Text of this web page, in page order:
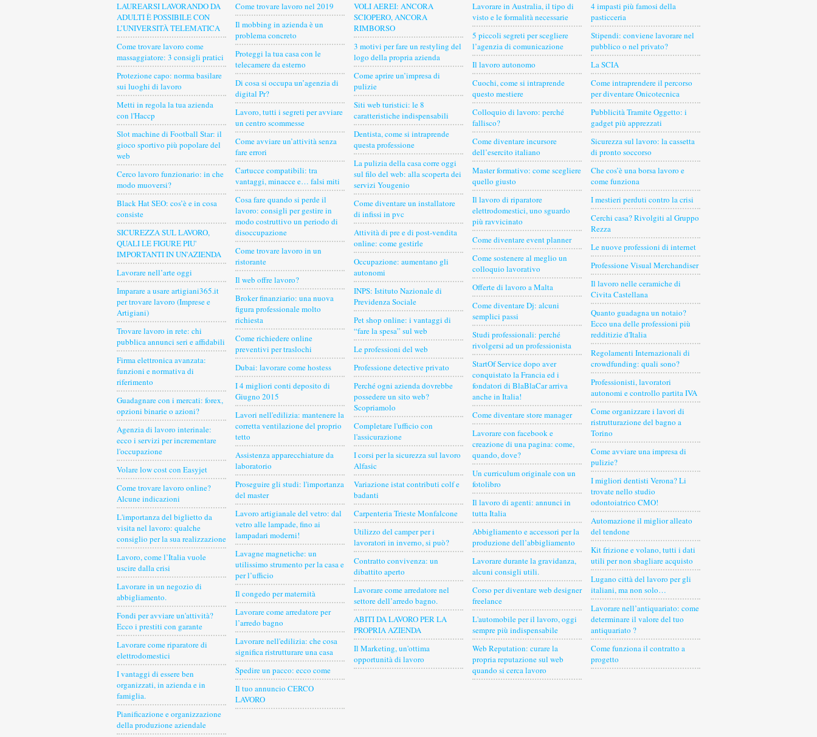
LAUREARSI LAVORANDO DA
ADULTI È POSSIBILE CON
L’UNIVERSITÀ TELEMATICA
Come trovare lavoro come
massaggiatore: 3 consigli pratici
Protezione capo: norma basilare
sui luoghi di lavoro
Metti in regola la tua azienda
con l'Haccp
Slot machine di Football Star: il
gioco sportivo più popolare del
web
Cerco lavoro funzionario: in che
modo muoversi?
Black Hat SEO: cos’è e in cosa
consiste
SICUREZZA SUL LAVORO,
QUALI LE FIGURE PIU'
IMPORTANTI IN UN'AZIENDA
Lavorare nell’arte oggi
Imparare a usare artigiani365.it
per trovare lavoro (Imprese e
Artigiani)
Trovare lavoro in rete: chi
pubblica annunci seri e affidabili
Firma elettronica avanzata:
funzioni e normativa di
riferimento
Guadagnare con i mercati: forex,
opzioni binarie o azioni?
Agenzia di lavoro interinale:
ecco i servizi per incrementare
l'occupazione
Volare low cost con Easyjet
Come trovare lavoro online?
Alcune indicazioni
L'importanza del biglietto da
visita nel lavoro: qualche
consiglio per la sua realizzazione
Lavoro, come l’Italia vuole
uscire dalla crisi
Lavorare in un negozio di
abbigliamento.
Fondi per avviare un'attività?
Ecco i prestiti con garante
Lavorare come riparatore di
elettrodomestici
I vantaggi di essere ben
organizzati, in azienda e in
famiglia.
Pianificazione e organizzazione
della produzione aziendale
Come trovare lavoro nel 2019
Il mobbing in azienda è un
problema concreto
Proteggi la tua casa con le
telecamere da esterno
Di cosa si occupa un’agenzia di
digital Pr?
Lavoro, tutti i segreti per avviare
un centro scommesse
Come avviare un’attività senza
fare errori
Cartucce compatibili: tra
vantaggi, minacce e… falsi miti
Cosa fare quando si perde il
lavoro: consigli per gestire in
modo costruttivo un periodo di
disoccupazione
Come trovare lavoro in un
ristorante
Il web offre lavoro?
Broker finanziario: una nuova
figura professionale molto
richiesta
Come richiedere online
preventivi per traslochi
Dubai: lavorare come hostess
I 4 migliori conti deposito di
Giugno 2015
Lavori nell'edilizia: mantenere la
corretta ventilazione del proprio
tetto
Assistenza apparecchiature da
laboratorio
Proseguire gli studi: l'importanza
del master
Lavoro artigianale del vetro: dal
vetro alle lampade, fino ai
lampadari moderni!
Lavagne magnetiche: un
utilissimo strumento per la casa e
per l’ufficio
Il congedo per maternità
Lavorare come arredatore per
l’arredo bagno
Lavorare nell'edilizia: che cosa
significa ristrutturare una casa
Spedire un pacco: ecco come
Il tuo annuncio CERCO
LAVORO
VOLI AEREI: ANCORA
SCIOPERO, ANCORA
RIMBORSO
3 motivi per fare un restyling del
logo della propria azienda
Come aprire un’impresa di
pulizie
Siti web turistici: le 8
caratteristiche indispensabili
Dentista, come si intraprende
questa professione
La pulizia della casa corre oggi
sul filo del web: alla scoperta dei
servizi Yougenio
Come diventare un installatore
di infissi in pvc
Attività di pre e di post-vendita
online: come gestirle
Occupazione: aumentano gli
autonomi
INPS: Istituto Nazionale di
Previdenza Sociale
Pet shop online: i vantaggi di
“fare la spesa” sul web
Le professioni del web
Professione detective privato
Perché ogni azienda dovrebbe
possedere un sito web?
Scopriamolo
Completare l'ufficio con
l'assicurazione
I corsi per la sicurezza sul lavoro
Alfasic
Variazione istat contributi colf e
badanti
Carpenteria Trieste Monfalcone
Utilizzo del camper per i
lavoratori in inverno, si può?
Contratto convivenza: un
dibattito aperto
Lavorare come arredatore nel
settore dell’arredo bagno.
ABITI DA LAVORO PER LA
PROPRIA AZIENDA
Il Marketing, un'ottima
opportunità di lavoro
Lavorare in Australia, il tipo di
visto e le formalità necessarie
5 piccoli segreti per scegliere
l’agenzia di comunicazione
Il lavoro autonomo
Cuochi, come si intraprende
questo mestiere
Colloquio di lavoro: perché
fallisco?
Come diventare incursore
dell’esercito italiano
Master formativo: come scegliere
quello giusto
Il lavoro di riparatore
elettrodomestici, uno sguardo
più ravvicinato
Come diventare event planner
Come sostenere al meglio un
colloquio lavorativo
Offerte di lavoro a Malta
Come diventare Dj: alcuni
semplici passi
Studi professionali: perché
rivolgersi ad un professionista
StartOf Service dopo aver
conquistato la Francia ed i
fondatori di BlaBlaCar arriva
anche in Italia!
Come diventare store manager
Lavorare con facebook e
creazione di una pagina: come,
quando, dove?
Un curriculum originale con un
fotolibro
Il lavoro di agenti: annunci in
tutta Italia
Abbigliamento e accessori per la
produzione dell’abbigliamento
Lavorare durante la gravidanza,
alcuni consigli utili.
Corso per diventare web designer
freelance
L'automobile per il lavoro, oggi
sempre più indispensabile
Web Reputation: curare la
propria reputazione sul web
quando si cerca lavoro
4 impasti più famosi della
pasticceria
Stipendi: conviene lavorare nel
pubblico o nel privato?
La SCIA
Come intraprendere il percorso
per diventare Onicotecnica
Pubblicità Tramite Oggetto: i
gadget più apprezzati
Sicurezza sul lavoro: la cassetta
di pronto soccorso
Che cos’è una borsa lavoro e
come funziona
I mestieri perduti contro la crisi
Cerchi casa? Rivolgiti al Gruppo
Rezza
Le nuove professioni di internet
Professione Visual Merchandiser
Il lavoro nelle ceramiche di
Civita Castellana
Quanto guadagna un notaio?
Ecco una delle professioni più
redditizie d'Italia
Regolamenti Internazionali di
crowdfunding: quali sono?
Professionisti, lavoratori
autonomi e controllo partita IVA
Come organizzare i lavori di
ristrutturazione del bagno a
Torino
Come avviare una impresa di
pulizie?
I migliori dentisti Verona? Li
trovate nello studio
odontoiatrico CMO!
Automazione il miglior alleato
del tendone
Kit frizione e volano, tutti i dati
utili per non sbagliare acquisto
Lugano città del lavoro per gli
italiani, ma non solo…
Lavorare nell’antiquariato: come
determinare il valore del tuo
antiquariato ?
Come funziona il contratto a
progetto